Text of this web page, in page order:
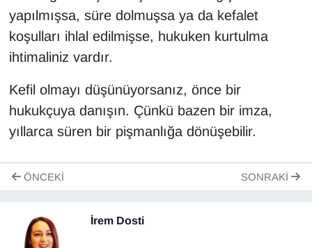
yapılmışsa, süre dolmuşsa ya da kefalet
koşulları ihlal edilmişse, hukuken kurtulma
ihtimaliniz vardır.
Kefil olmayı düşünüyorsanız, önce bir
hukukçuya danışın. Çünkü bazen bir imza,
yıllarca süren bir pişmanlığa dönüşebilir.
ÖNCEKI SONRAKI
İrem Dosti